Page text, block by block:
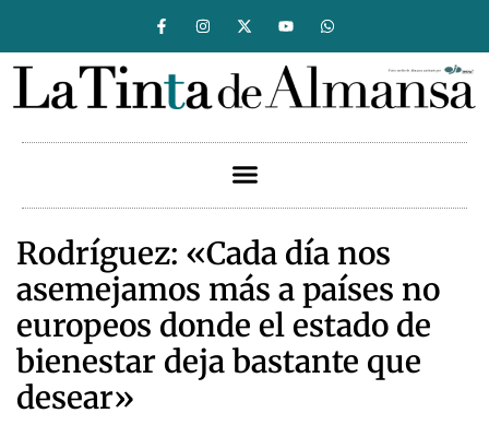
Rodríguez: «Cada día nos
asemejamos más a países no
europeos donde el estado de
bienestar deja bastante que
desear»